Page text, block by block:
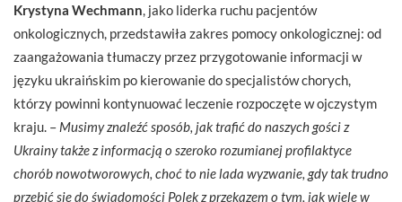
Krystyna Wechmann, jako liderka ruchu pacjentów
onkologicznych, przedstawiła zakres pomocy onkologicznej: od
zaangażowania tłumaczy przez przygotowanie informacji w
języku ukraińskim po kierowanie do specjalistów chorych,
którzy powinni kontynuować leczenie rozpoczęte w ojczystym
kraju. – Musimy znaleźć sposób, jak trafić do naszych gości z
Ukrainy także z informacją o szeroko rozumianej profilaktyce
chorób nowotworowych, choć to nie lada wyzwanie, gdy tak trudno
przebić się do świadomości Polek z przekazem o tym, jak wiele w